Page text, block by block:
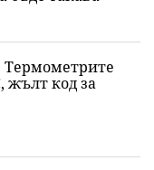
Термометрите
жълт код за